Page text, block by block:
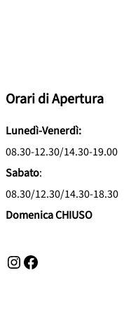
Orari di Apertura
Lunedì-Venerdì:
08.30-12.30/14.30-19.00
Sabato:
08.30/12.30/14.30-18.30
Domenica CHIUSO
Instagram Facebook